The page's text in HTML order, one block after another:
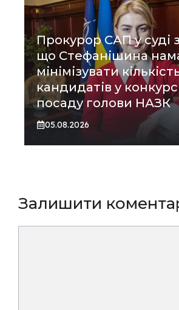
Прокурор САП у суді
що Стефанішина
мінімізувати
кандидатів у
посаду голови НАЗК
05.08.2026
Залишити